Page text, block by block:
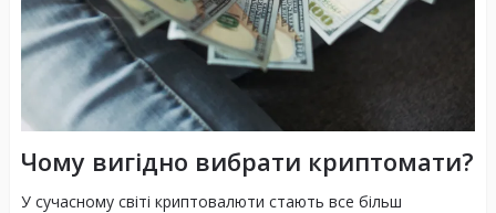
Чому вигідно вибрати криптомати?
У сучасному світі криптовалюти стають все більш